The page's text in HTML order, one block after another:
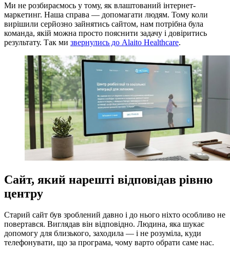
Ми не розбираємось у тому, як влаштований інтернет-
маркетинг. Наша справа — допомагати людям. Тому коли
вирішили серйозно зайнятись сайтом, нам потрібна була
команда, якій можна просто пояснити задачу і довіритись
результату. Так ми звернулись до Alaito Healthcare.
Сайт, який нарешті відповідав рівню
центру
Старий сайт був зроблений давно і до нього ніхто особливо не
повертався. Виглядав він відповідно. Людина, яка шукає
допомогу для близького, заходила — і не розуміла, куди
телефонувати, що за програма, чому варто обрати саме нас.